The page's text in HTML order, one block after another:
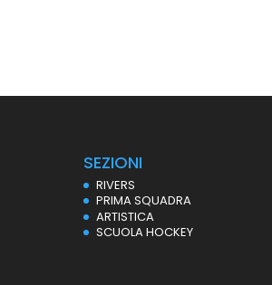
SEZIONI
RIVERS
PRIMA SQUADRA
ARTISTICA
SCUOLA HOCKEY